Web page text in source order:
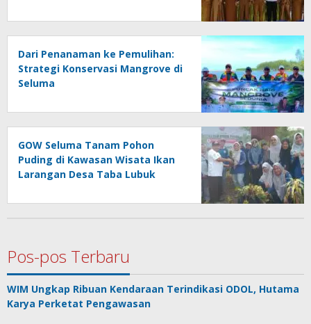
Dari Penanaman ke Pemulihan:
Strategi Konservasi Mangrove di
Seluma
GOW Seluma Tanam Pohon
Puding di Kawasan Wisata Ikan
Larangan Desa Taba Lubuk
Pos-pos Terbaru
WIM Ungkap Ribuan Kendaraan Terindikasi ODOL, Hutama
Karya Perketat Pengawasan